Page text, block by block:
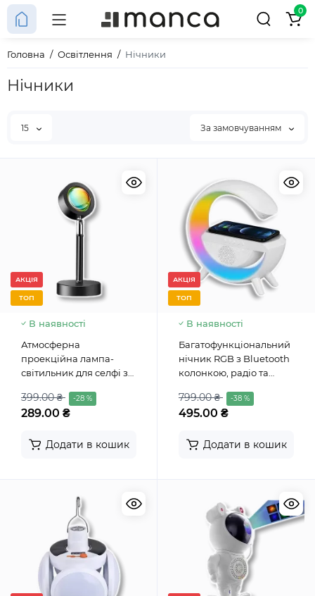
0
Головна Освітлення Нічники
Нічники
15 За замовчуванням
АКЦІЯ
ТОП
В наявності
Атмосферна
проекційна лампа-
світильник для cелфі з
USB Sunset Lamp
399.00 ₴ -28 %
289.00 ₴
Додати в кошик
АКЦІЯ
ТОП
В наявності
Багатофункціональний
нічник RGB з Bluetooth
колонкою, радіо та
BT2301W
799.00 ₴ -38 %
495.00 ₴
Додати в кошик